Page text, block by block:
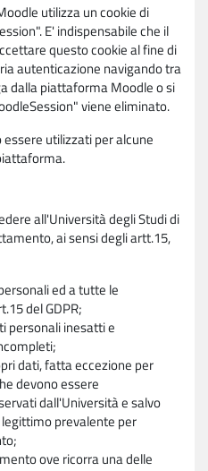
utilizza un cookie di
E' indispensabile che il
questo cookie al fine di
autenticazione navigando tra
dalla piattaforma Moodle o si
viene eliminato.
utilizzati per alcune
all'Università degli Studi di
ai sensi degli artt.15,
ed a tutte le
del GDPR;
personali inesatti e
dati, fatta eccezione per
devono essere
dall'Università e salvo
prevalente per
ove ricorra una delle